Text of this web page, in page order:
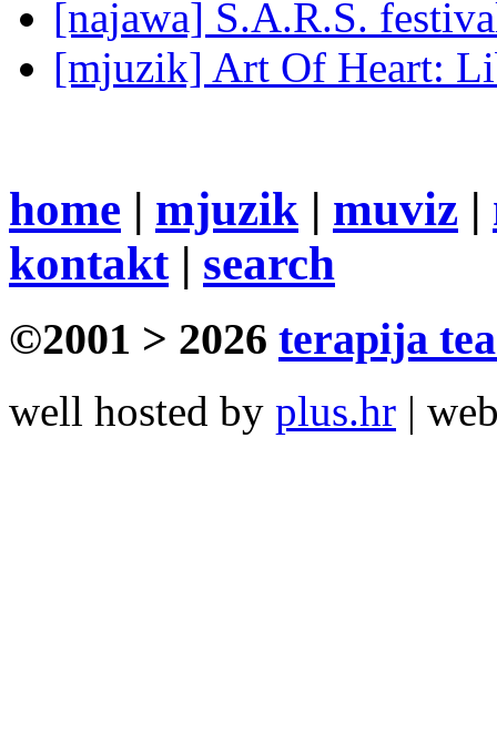
[najawa] S.A.R.S.
[mjuzik] Art Of Heart:
home | mjuzik | muviz |
kontakt| search
©2001 > 2026 terapija
well hosted by plus.hr |